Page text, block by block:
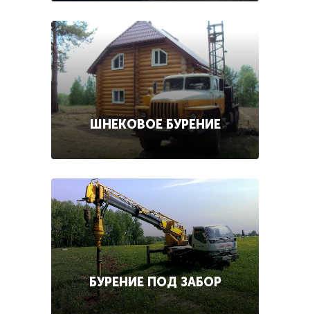
ШНЕКОВОЕ БУРЕНИЕ
БУРЕНИЕ ПОД ЗАБОР